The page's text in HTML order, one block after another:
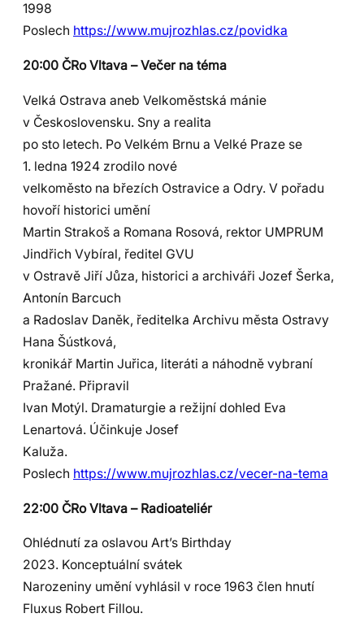
1998
Poslech https://www.mujrozhlas.cz/povidka
20:00 ČRo Vltava – Večer na téma
Velká Ostrava aneb Velkoměstská mánie
v Československu. Sny a realita
po sto letech. Po Velkém Brnu a Velké Praze se
1. ledna 1924 zrodilo nové
velkoměsto na březích Ostravice a Odry. V pořadu
hovoří historici umění
Martin Strakoš a Romana Rosová, rektor UMPRUM
Jindřich Vybíral, ředitel GVU
v Ostravě Jiří Jůza, historici a archiváři Jozef Šerka,
Antonín Barcuch
a Radoslav Daněk, ředitelka Archivu města Ostravy
Hana Šústková,
kronikář Martin Juřica, literáti a náhodně vybraní
Pražané. Připravil
Ivan Motýl. Dramaturgie a režijní dohled Eva
Lenartová. Účinkuje Josef
Kaluža.
Poslech https://www.mujrozhlas.cz/vecer-na-tema
22:00 ČRo Vltava – Radioateliér
Ohlédnutí za oslavou Art’s Birthday
2023. Konceptuální svátek
Narozeniny umění vyhlásil v roce 1963 člen hnutí
Fluxus Robert Fillou.